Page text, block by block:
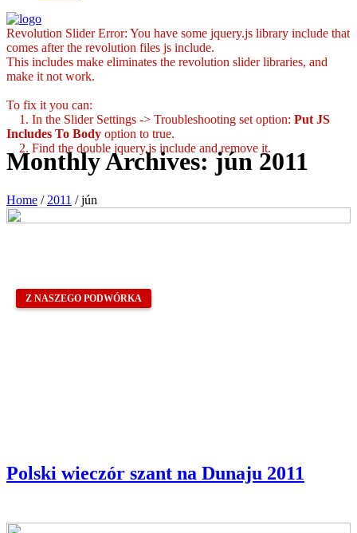
Revolution Slider Error: You have some jquery.js library include that
comes after the revolution files js include.
This includes make eliminates the revolution slider libraries, and
make it not work.
To fix it you can:
1. In the Slider Settings -> Troubleshooting set option: Put JS
Includes To Body option to true.
2. Find the double jquery.js include and remove it.
Monthly Archives:jún 2011
Home / 2011 / jún
Z NASZEGO PODWÓRKA
Polski wieczór szant na Dunaju 2011